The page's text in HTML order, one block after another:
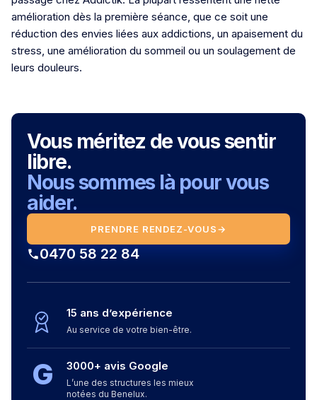
amélioration dès la première séance, que ce soit une
réduction des envies liées aux addictions, un apaisement du
stress, une amélioration du sommeil ou un soulagement de
leurs douleurs.
Vous méritez de vous sentir
libre.
Nous sommes là pour vous
aider.
PRENDRE RENDEZ-VOUS→
0470 58 22 84
15 ans d’expérience
Au service de votre bien-être.
G 3000+ avis Google
L’une des structures les mieux
notées du Benelux.